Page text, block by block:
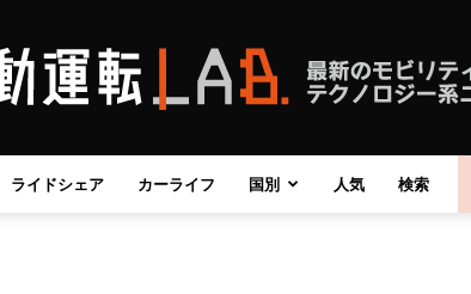
自
ライドシェア カーライフ 国別 人気 検索